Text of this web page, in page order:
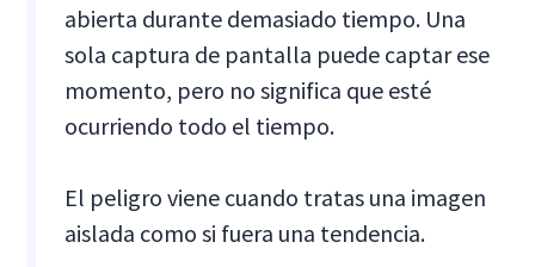
abierta durante demasiado tiempo. Una
sola captura de pantalla puede captar ese
momento, pero no significa que esté
ocurriendo todo el tiempo.
El peligro viene cuando tratas una imagen
aislada como si fuera una tendencia.